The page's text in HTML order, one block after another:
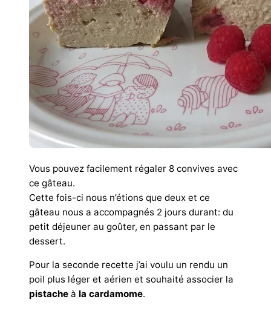
Vous pouvez facilement régaler 8 convives avec
ce gâteau.
Cette fois-ci nous n’étions que deux et ce
gâteau nous a accompagnés 2 jours durant: du
petit déjeuner au goûter, en passant par le
dessert.
Pour la seconde recette j’ai voulu un rendu un
poil plus léger et aérien et souhaité associer la
pistache à la cardamome.